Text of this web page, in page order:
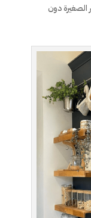
الصغيرة دون